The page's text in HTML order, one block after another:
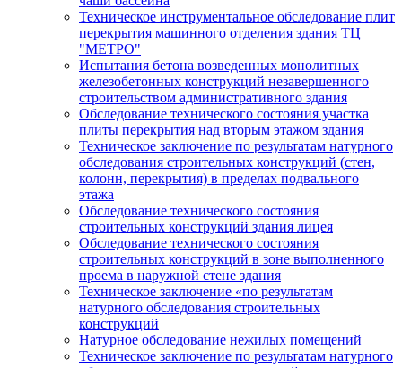
Техническое инструментальное обследование плит
перекрытия машинного отделения здания ТЦ
"МЕТРО"
Испытания бетона возведенных монолитных
железобетонных конструкций незавершенного
строительством административного здания
Обследование технического состояния участка
плиты перекрытия над вторым этажом здания
Техническое заключение по результатам натурного
обследования строительных конструкций (стен,
колонн, перекрытия) в пределах подвального
этажа
Обследование технического состояния
строительных конструкций здания лицея
Обследование технического состояния
строительных конструкций в зоне выполненного
проема в наружной стене здания
Техническое заключение «по результатам
натурного обследования строительных
конструкций
Натурное обследование нежилых помещений
Техническое заключение по результатам натурного